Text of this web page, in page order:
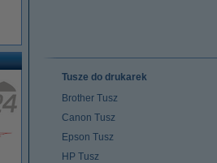
Tusze do drukarek
Brother Tusz
Canon Tusz
Epson Tusz
HP Tusz